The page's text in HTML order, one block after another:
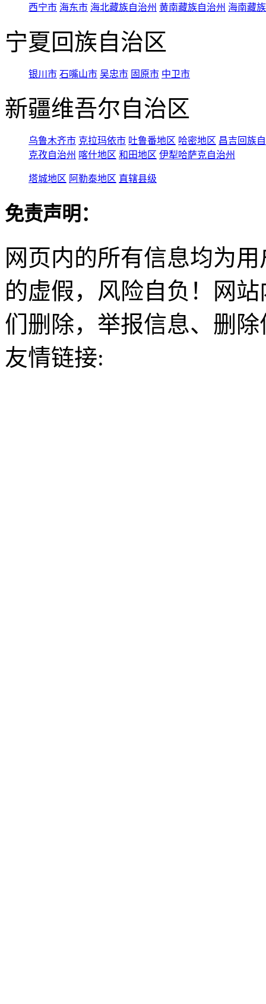
西宁市 海东市 海北藏族自治州 黄南藏族自治州 海南藏
宁夏回族自治区
银川市 石嘴山市 吴忠市 固原市 中卫市
新疆维吾尔自治区
乌鲁木齐市 克拉玛依市 吐鲁番地区 哈密地区 昌吉回族
克孜自治州 喀什地区 和田地区 伊犁哈萨克自治州
塔城地区 阿勒泰地区 直辖县级
免责声明：
网页内的所有信息均为
的虚假，风险自负！网
们删除，举报信息、删
友情链接: